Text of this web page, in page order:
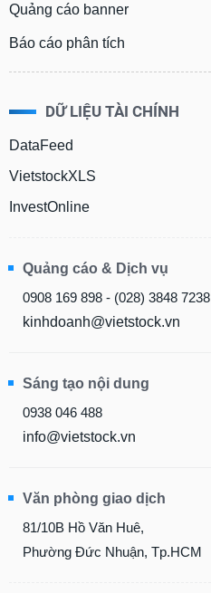
Quảng cáo banner
Báo cáo phân tích
DỮ LIỆU TÀI CHÍNH
DataFeed
VietstockXLS
InvestOnline
Quảng cáo & Dịch vụ
0908 169 898 - (028) 3848 7238
kinhdoanh@vietstock.vn
Sáng tạo nội dung
0938 046 488
info@vietstock.vn
Văn phòng giao dịch
81/10B Hồ Văn Huê,
Phường Đức Nhuận, Tp.HCM